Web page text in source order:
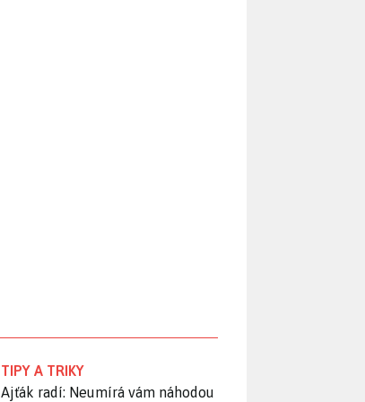
TIPY A TRIKY
Ajťák radí: Neumírá vám náhodou